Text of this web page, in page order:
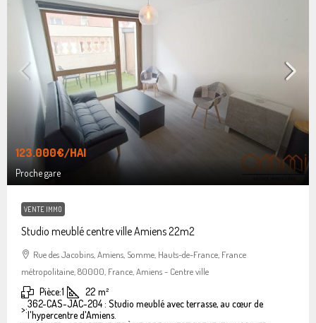
123.000€/HAI
Proche gare
VENTE IMMO
Studio meublé centre ville Amiens 22m2
Rue des Jacobins, Amiens, Somme, Hauts-de-France, France
métropolitaine, 80000, France, Amiens - Centre ville
Pièce:1 22 m²
>:362-CAS-JAC-204 : Studio meublé avec terrasse, au cœur de
l'hypercentre d'Amiens.